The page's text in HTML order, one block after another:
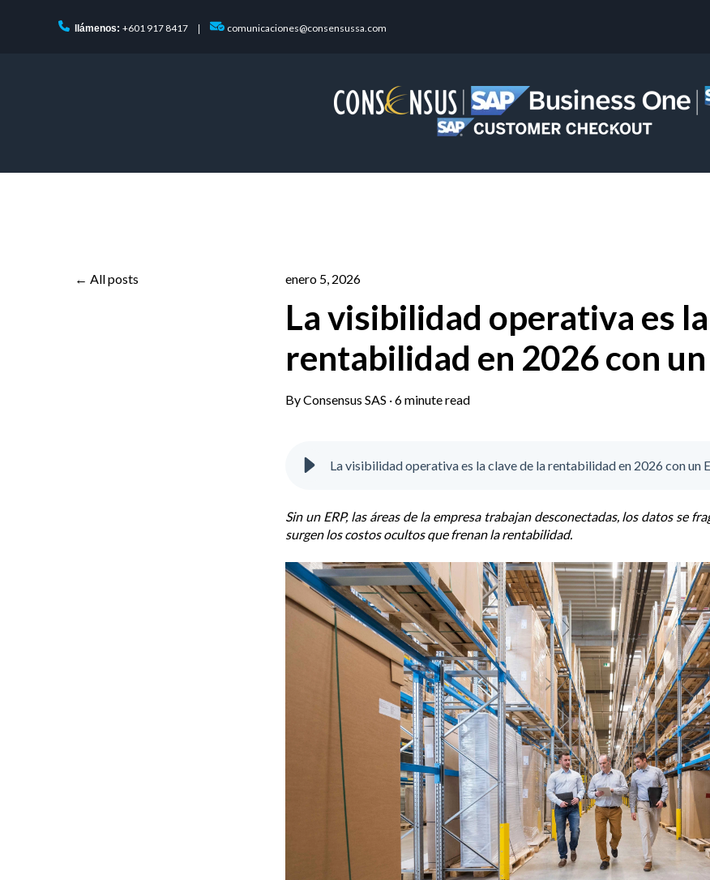
llámenos: +601 917 8417 comunicaciones@consensussa.com
All posts enero 5, 2026
La visibilidad operativa es
rentabilidad en 2026 con un
ByConsensus SAS ·6 minute read
La visibilidad operativa es la clave de la rentabilidad en 2026 con un
Sin un ERP, las áreas de la empresa trabajan desconectadas, los datos se
surgen los costos ocultos que frenan la rentabilidad.